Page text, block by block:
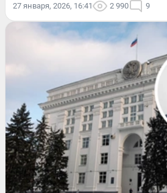
27 января, 2026, 16:41 2 990 9